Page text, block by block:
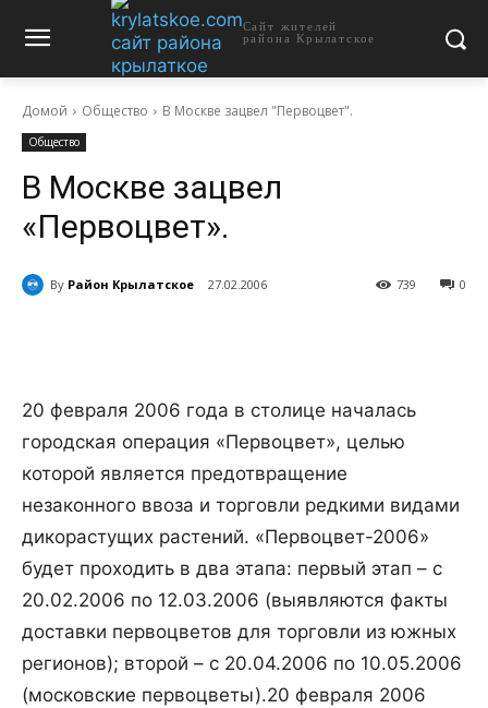
Сайт жителей
района Крылатское
Домой Общество В Москве зацвел "Первоцвет".
Общество
В Москве зацвел
«Первоцвет».
By Район Крылатское 27.02.2006 0
739
20 февраля 2006 года в столице началась
городская операция «Первоцвет», целью
которой является предотвращение
незаконного ввоза и торговли редкими видами
дикорастущих растений. «Первоцвет-2006»
будет проходить в два этапа: первый этап – с
20.02.2006 по 12.03.2006 (выявляются факты
доставки первоцветов для торговли из южных
регионов); второй – с 20.04.2006 по 10.05.2006
(московские первоцветы).20 февраля 2006